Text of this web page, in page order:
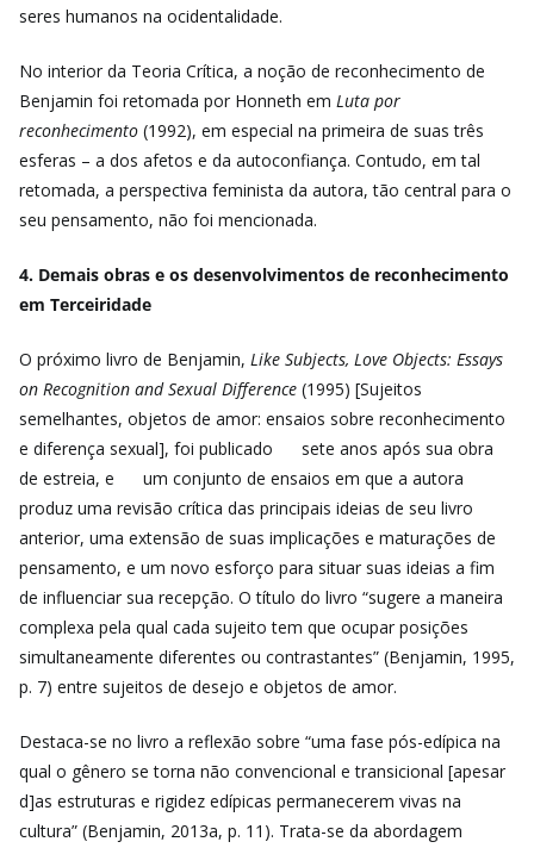
seres humanos na ocidentalidade.
No interior da Teoria Crítica, a noção de reconhecimento de
Benjamin foi retomada por Honneth em Luta por
reconhecimento (1992), em especial na primeira de suas três
esferas – a dos afetos e da autoconfiança. Contudo, em tal
retomada, a perspectiva feminista da autora, tão central para o
seu pensamento, não foi mencionada.
4. Demais obras e os desenvolvimentos de reconhecimento
em Terceiridade
O próximo livro de Benjamin, Like Subjects, Love Objects: Essays
on Recognition and Sexual Difference (1995) [Sujeitos
semelhantes, objetos de amor: ensaios sobre reconhecimento
e diferença sexual], foi publicado
sete anos após sua obra
de estreia, e
um conjunto de ensaios em que a autora
produz uma revisão crítica das principais ideias de seu livro
anterior, uma extensão de suas implicações e maturações de
pensamento, e um novo esforço para situar suas ideias a fim
de influenciar sua recepção. O título do livro “sugere a maneira
complexa pela qual cada sujeito tem que ocupar posições
simultaneamente diferentes ou contrastantes” (Benjamin, 1995,
p. 7) entre sujeitos de desejo e objetos de amor.
Destaca-se no livro a reflexão sobre “uma fase pós-edípica na
qual o gênero se torna não convencional e transicional [apesar
d]as estruturas e rigidez edípicas permanecerem vivas na
cultura” (Benjamin, 2013a, p. 11). Trata-se da abordagem